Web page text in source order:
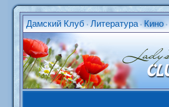
Дамский Клуб •Литература •Кино •